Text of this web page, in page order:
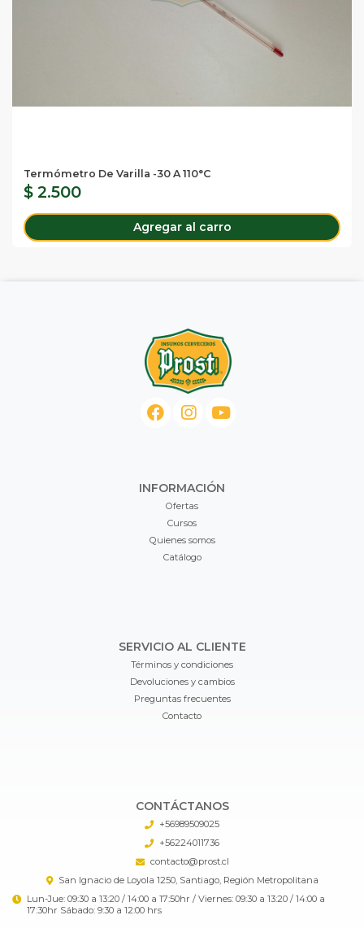
Termómetro De Varilla -30 A 110°C
$ 2.500
Agregar al carro
INFORMACIÓN
Ofertas
Cursos
Quienes somos
Catálogo
SERVICIO AL CLIENTE
Términos y condiciones
Devoluciones y cambios
Preguntas frecuentes
Contacto
CONTÁCTANOS
+56989509025
+56224011736
contacto@prost.cl
San Ignacio de Loyola 1250, Santiago, Región Metropolitana
Lun-Jue: 09:30 a 13:20 / 14:00 a 17:50hr / Viernes: 09:30 a 13:20 / 14:00 a
17:30hr Sábado: 9:30 a 12:00 hrs